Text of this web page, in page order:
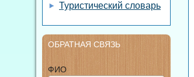
Туристический словарь
ОБРАТНАЯ СВЯЗЬ
ФИО